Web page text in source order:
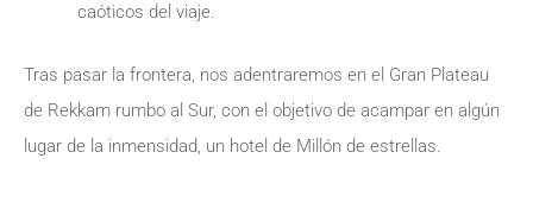
caóticos del viaje.
Tras pasar la frontera, nos adentraremos en el Gran Plateau
de Rekkam rumbo al Sur, con el objetivo de acampar en algún
lugar de la inmensidad, un hotel de Millón de estrellas.